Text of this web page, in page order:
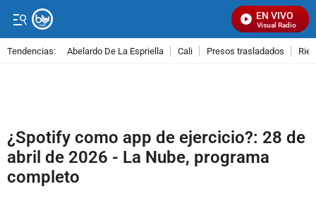
EN VIVO
Señal Visual Radio
Tendencias: Abelardo De La Espriella Cali Presos trasladados
¿Spotify como app de ejercicio?: 28 de
abril de 2026 - La Nube, programa
completo